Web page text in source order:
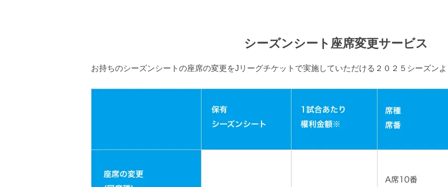
シーズンシート座席変更サービス
お持ちのシーズンシートの座席の変更をJリーグチケットで実施していただける２０２５シーズン